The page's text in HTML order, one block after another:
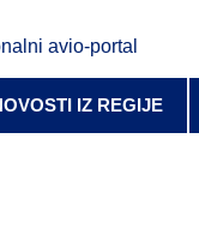
avio-portal
IZ REGIJE